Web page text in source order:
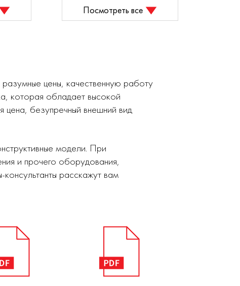
Посмотреть все
цены, качественную работу
которая обладает высокой
цена, безупречный внешний вид
модели. При
и прочего оборудования,
расскажут вам